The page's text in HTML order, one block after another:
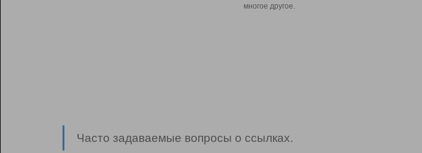
многое другое.
Часто задаваемые вопросы о ссылках.